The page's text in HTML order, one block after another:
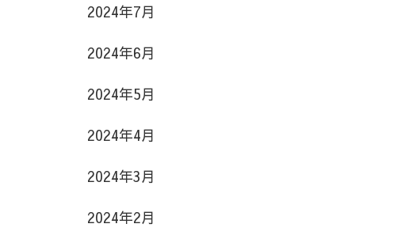
2024年7月
2024年6月
2024年5月
2024年4月
2024年3月
2024年2月